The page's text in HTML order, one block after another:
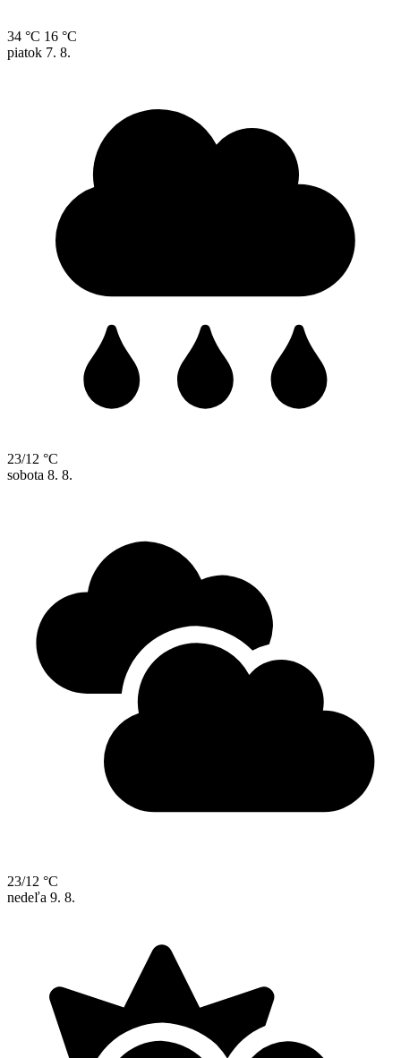
34 °C 16 °C
piatok 7. 8.
23/12 °C
sobota 8. 8.
23/12 °C
nedeľa 9. 8.